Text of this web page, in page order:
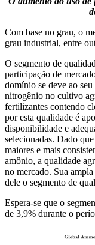
Com base no grau, o
grau industrial, entre
O segmento de
participação de
domínio se deve ao
nitrogênio no cultivo
fertilizantes contendo
por esta qualidade é
disponibilidade e
selecionadas. Dado
maiores e mais
amônio, a qualidade
no mercado. Sua
dele o segmento de
Espera-se que o
de 3,9% durante o